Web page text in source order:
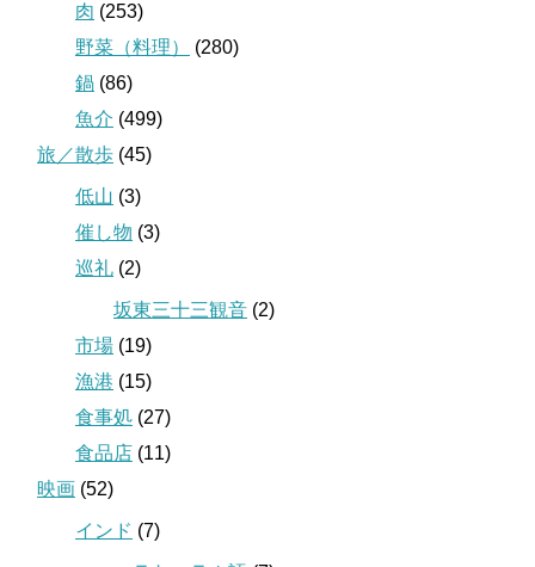
肉 (253)
野菜（料理）
(280)
鍋 (86)
魚介 (499)
旅／散歩 (45)
低山 (3)
催し物 (3)
巡礼 (2)
坂東三十三観音 (2)
市場 (19)
漁港 (15)
食事処 (27)
食品店 (11)
映画 (52)
インド (7)